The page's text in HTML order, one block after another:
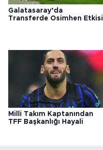
Galatasaray’da
Transferde Osimhen Etkisi
Milli Takım Kaptanından
TFF Başkanlığı Hayali